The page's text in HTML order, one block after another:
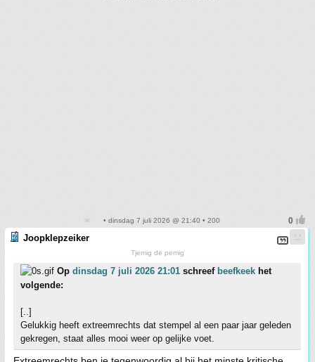
• dinsdag 7 juli 2026 @ 21:40 • 200
Joopklepzeiker
Tjemig de pemig
Op dinsdag 7 juli 2026 21:01 schreef beefkeek het
volgende:
[..]
Gelukkig heeft extreemrechts dat stempel al een paar jaar geleden
gekregen, staat alles mooi weer op gelijke voet.